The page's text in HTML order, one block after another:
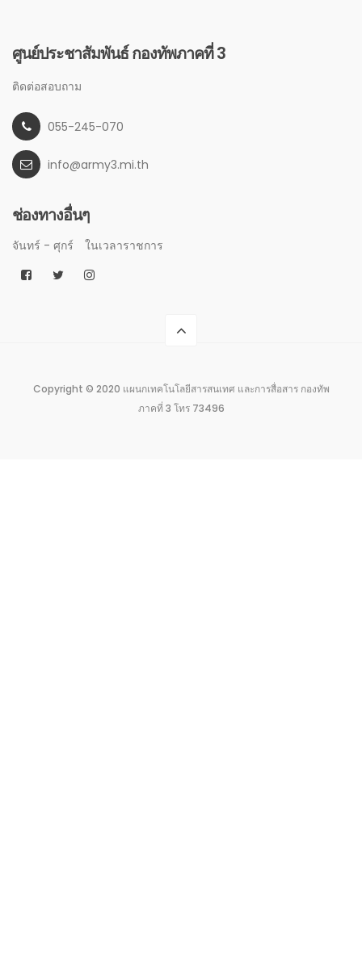
ศูนย์ประชาสัมพันธ์ กองทัพภาคที่ 3
ติดต่อสอบถาม
055-245-070
info@army3.mi.th
ช่องทางอื่นๆ
จันทร์ - ศุกร์ ในเวลาราชการ
Copyright © 2020 แผนกเทคโนโลยีสารสนเทศ และการสื่อสาร กองทัพ
ภาคที่ 3 โทร 73496